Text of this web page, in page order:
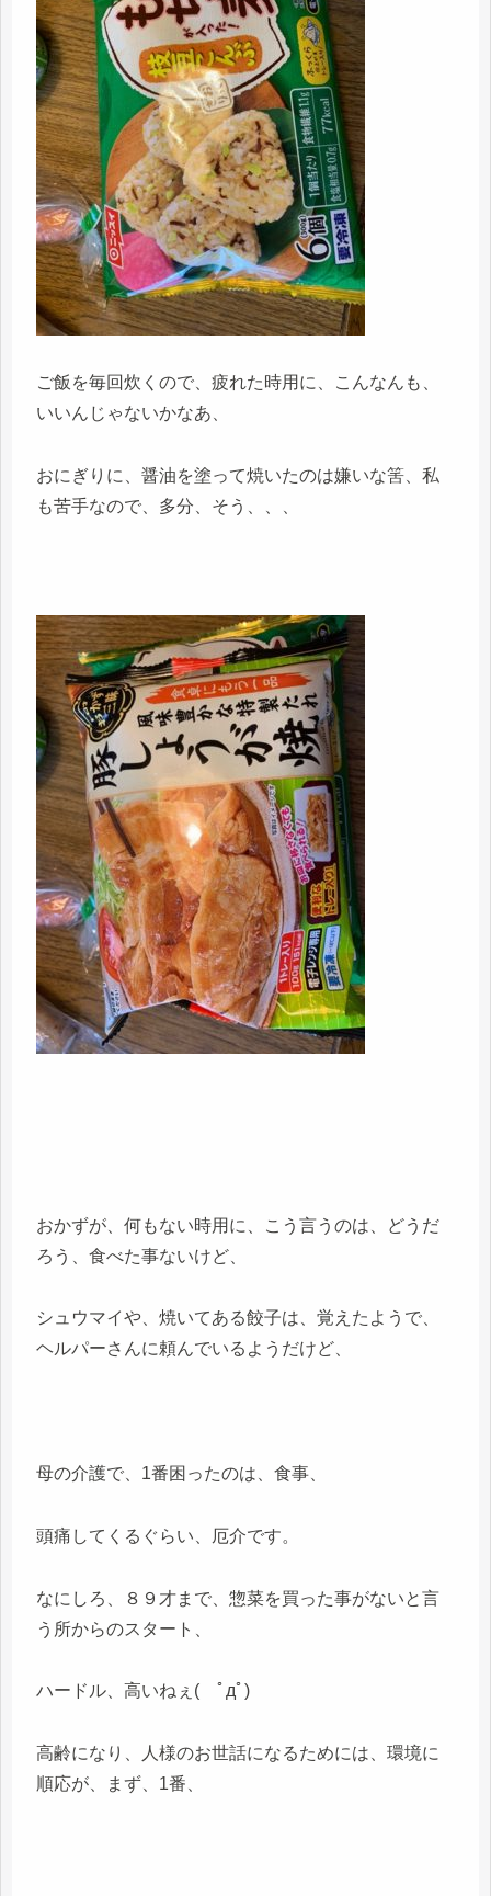
ご飯を毎回炊くので、疲れた時用に、こんなんも、
いいんじゃないかなあ、
おにぎりに、醤油を塗って焼いたのは嫌いな筈、私
も苦手なので、多分、そう、、、
おかずが、何もない時用に、こう言うのは、どうだ
ろう、食べた事ないけど、
シュウマイや、焼いてある餃子は、覚えたようで、
ヘルパーさんに頼んでいるようだけど、
母の介護で、1番困ったのは、食事、
頭痛してくるぐらい、厄介です。
なにしろ、８９才まで、惣菜を買った事がないと言
う所からのスタート、
ハードル、高いねぇ( ﾟдﾟ)
高齢になり、人様のお世話になるためには、環境に
順応が、まず、1番、